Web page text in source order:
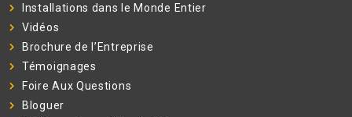
Installations dans le Monde Entier
Vidéos
Brochure de l’Entreprise
Témoignages
Foire Aux Questions
Bloguer